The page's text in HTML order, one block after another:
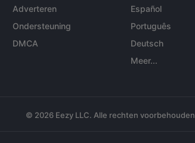
Adverteren
Ondersteuning
DMCA
Español
Português
Deutsch
Meer...
© 2026 Eezy LLC. Alle rechten voorbehouden